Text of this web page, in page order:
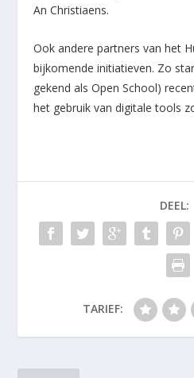
An Christiaens.
Ook andere partners van het
bijkomende initiatieven. Zo
gekend als Open School)
het gebruik van digitale tools
DEEL:
TARIEF: